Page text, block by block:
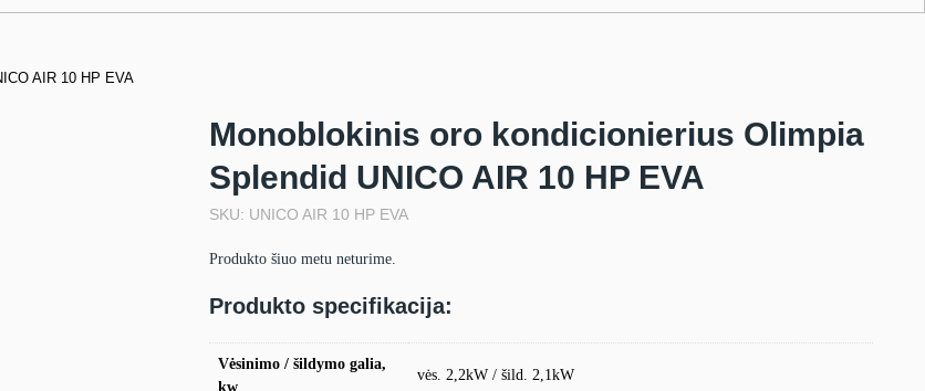
AIR 10 HP EVA
Monoblokinis oro kondicionierius Olimpia
Splendid UNICO AIR 10 HP EVA
SKU: UNICO AIR 10 HP EVA
Produkto šiuo metu neturime.
Produkto specifikacija:
Vėsinimo / šildymo galia,
kw
vės. 2,2kW / šild. 2,1kW